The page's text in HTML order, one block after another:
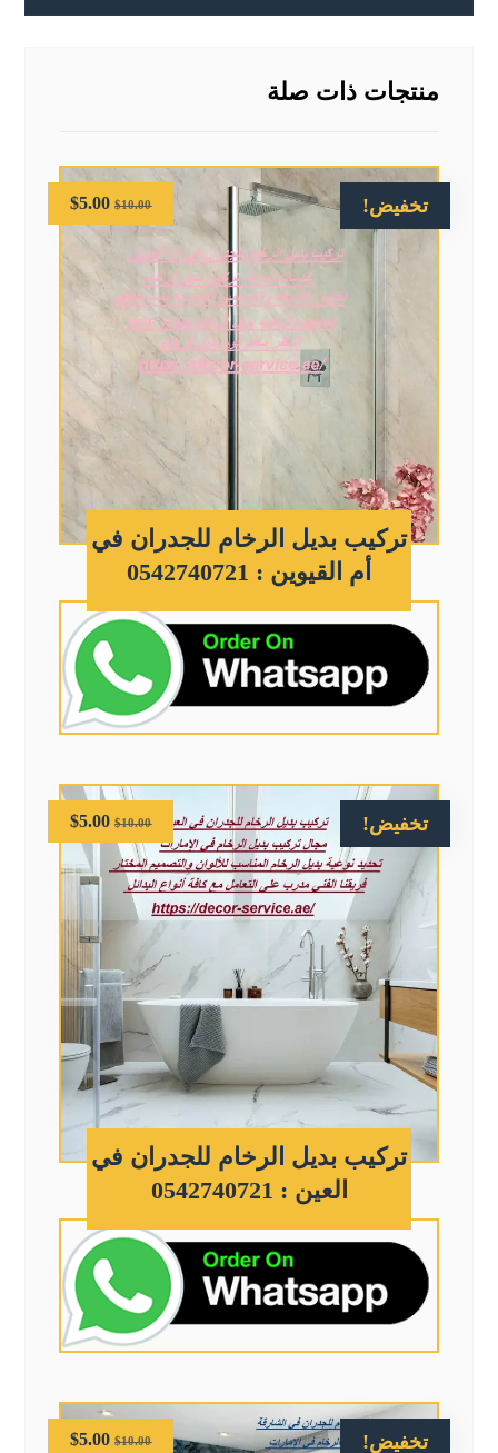
منتجات ذات صلة
تخفيض!
تركيب بديل الرخام للجدران في
أم القيوين : 0542740721
$10.00
$5.00
تخفيض!
تركيب بديل الرخام للجدران في
العين : 0542740721
$10.00
$5.00
تخفيض! $10.00
$5.00